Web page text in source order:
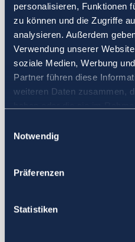
personalisieren, Funktionen
zu können und die Zugriffe
analysieren. Außerdem
Verwendung unserer
soziale Medien, Werbung
Partner führen diese
weiteren Daten zusammen,
Notwendig
Präferenzen
Statistiken